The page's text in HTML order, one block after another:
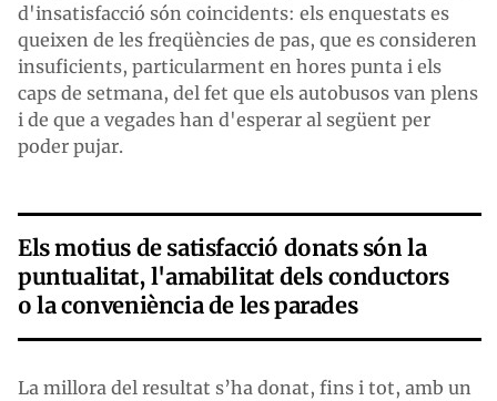
d'insatisfacció són coincidents: els enquestats es
queixen de les freqüències de pas, que es consideren
insuficients, particularment en hores punta i els
caps de setmana, del fet que els autobusos van plens
i de que a vegades han d'esperar al següent per
poder pujar.
Els motius de satisfacció donats són la
puntualitat, l'amabilitat dels conductors
o la conveniència de les parades
La millora del resultat s’ha donat, fins i tot, amb un